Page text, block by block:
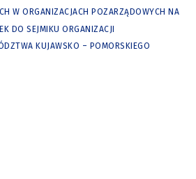
W ORGANIZACJACH POZARZĄDOWYCH NA
DO SEJMIKU ORGANIZACJI
KUJAWSKO – POMORSKIEGO